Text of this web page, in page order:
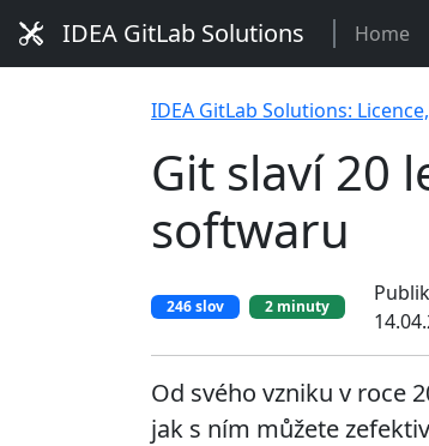
IDEA GitLab Solutions Home
IDEA GitLab Solutions:
Git slaví 20
softwaru
246 slov 2 minuty
Od svého vzniku v roce
jak s ním můžete